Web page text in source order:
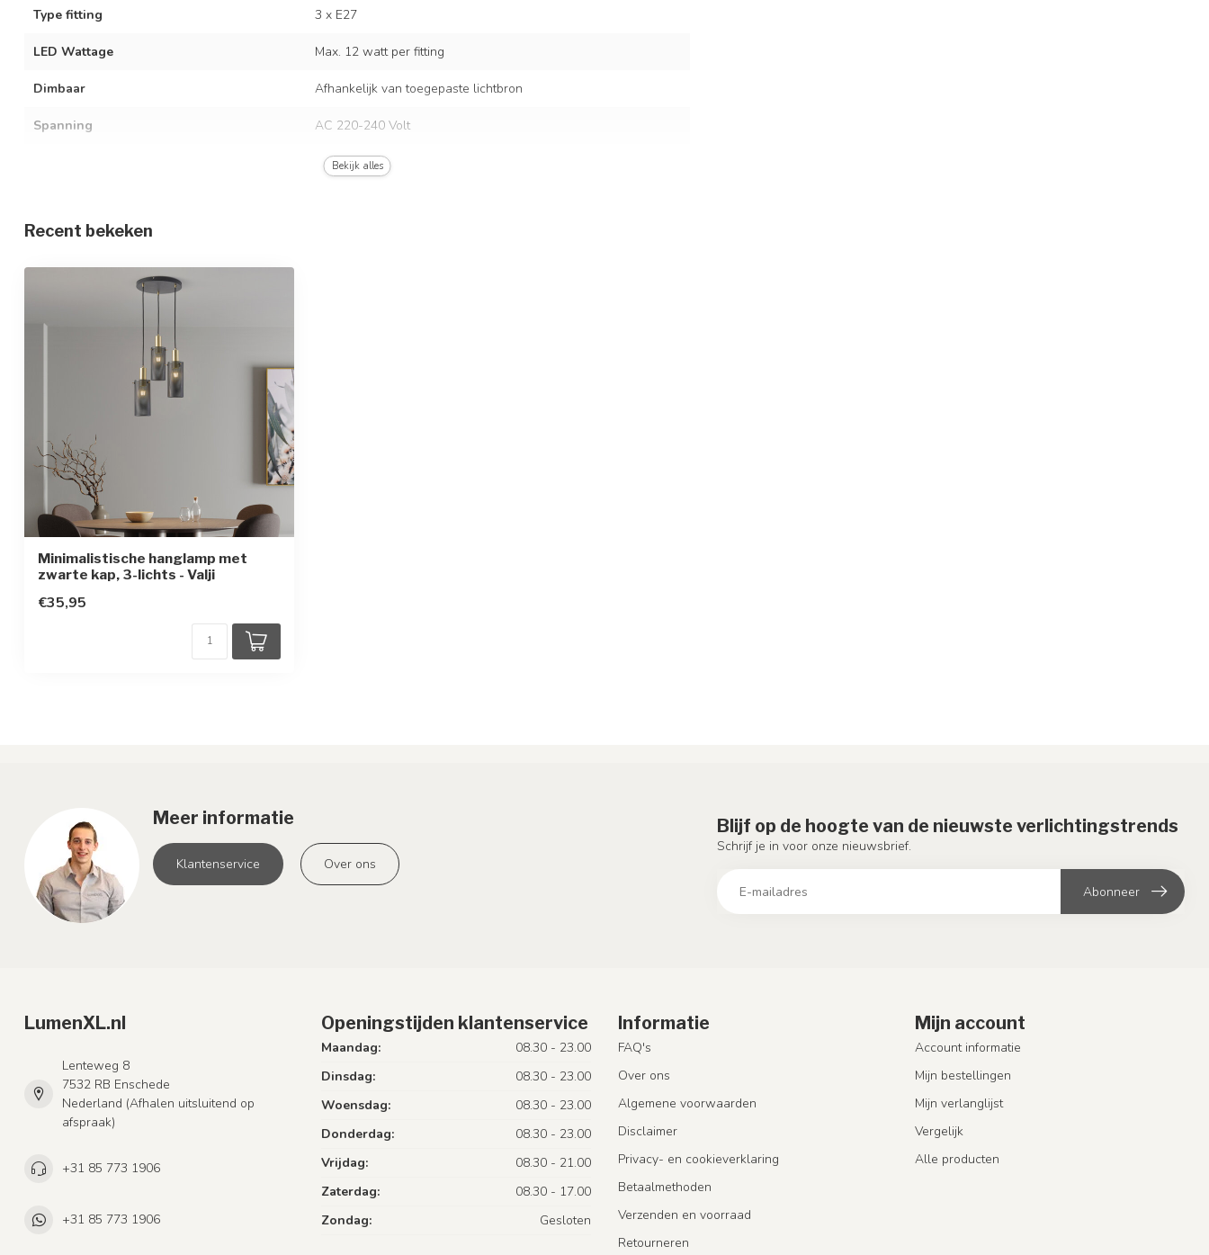
Type fitting 3 x E27
LED Wattage Max. 12 watt per fitting
Dimbaar Afhankelijk van toegepaste lichtbron
Spanning AC 220-240 Volt
50/60 Hz
Materiaal
Afmetingen
In hoogte verstelbaar
Beschermingsgraad
Beschermingsklasse
Bekijk alles
Recent bekeken
Minimalistische hanglamp met
zwarte kap, 3-lichts - Valji
€35,95
Meer informatie
Klantenservice Over ons
Blijf op de hoogte van de nieuwste verlichtingstrends
Schrijf je in voor onze nieuwsbrief.
Abonneer
LumenXL.nl
Lenteweg 8
7532 RB Enschede
Nederland (Afhalen uitsluitend op
afspraak)
+31 85 773 1906
+31 85 773 1906
Openingstijden klantenservice
Maandag:
08.30 - 23.00
Dinsdag:
08.30 - 23.00
Woensdag:
08.30 - 23.00
Donderdag:
08.30 - 23.00
Vrijdag:
08.30 - 21.00
Zaterdag:
08.30 - 17.00
Zondag:
Gesloten
Informatie
FAQ's
Over ons
Algemene voorwaarden
Disclaimer
Privacy- en cookieverklaring
Betaalmethoden
Verzenden en voorraad
Retourneren
Mijn account
Account informatie
Mijn bestellingen
Mijn verlanglijst
Vergelijk
Alle producten